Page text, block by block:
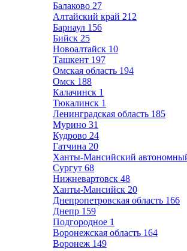
Балаково 27
Алтайский край 212
Барнаул 156
Бийск 25
Новоалтайск 10
Ташкент 197
Омская область 194
Омск 188
Калачинск 1
Тюкалинск 1
Ленинградская область 185
Мурино 31
Кудрово 24
Гатчина 20
Ханты-Мансийский
Сургут 68
Нижневартовск 48
Ханты-Мансийск 20
Днепропетровская область 166
Днепр 159
Подгородное 1
Воронежская область 164
Воронеж 149